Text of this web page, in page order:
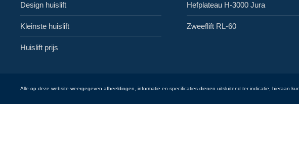
Design huislift
Kleinste huislift
Huislift prijs
Hefplateau H-3000 Jura
Zweeflift RL-60
Alle op deze website weergegeven afbeeldingen, informatie en specificaties dienen uitsluitend ter indicatie, hieraan